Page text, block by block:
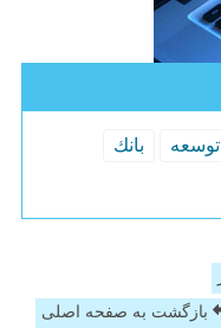
توسعه
بانك
بازگشت به صفحه اصلی